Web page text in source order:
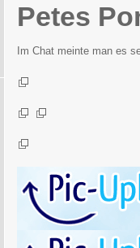
Petes
Im Chat meinte man es